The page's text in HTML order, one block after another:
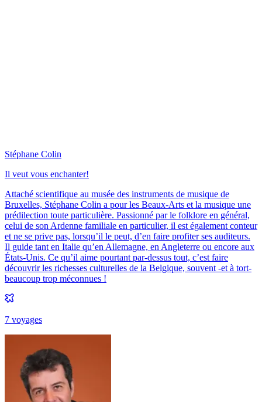
Stéphane Colin
Il veut vous enchanter!
Attaché scientifique au musée des instruments de musique de
Bruxelles, Stéphane Colin a pour les Beaux-Arts et la musique une
prédilection toute particulière. Passionné par le folklore en général,
celui de son Ardenne familiale en particulier, il est également conteur
et ne se prive pas, lorsqu’il le peut, d’en faire profiter ses auditeurs.
Il guide tant en Italie qu’en Allemagne, en Angleterre ou encore aux
États-Unis. Ce qu’il aime pourtant par-dessus tout, c’est faire
découvrir les richesses culturelles de la Belgique, souvent -et à tort-
beaucoup trop méconnues !
7 voyages